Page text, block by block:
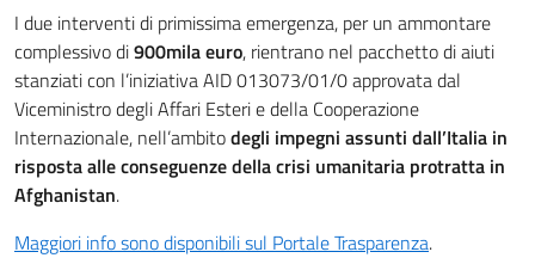
I due interventi di primissima emergenza, per un ammontare
complessivo di900milaeuro, rientrano nel pacchetto di aiuti
stanziati con l’iniziativa AID 013073/01/0 approvata dal
Viceministro degli Affari Esteri e della Cooperazione
Internazionale, nell’ambitodegli impegni assunti dall’Italia in
risposta alle conseguenze della crisi umanitaria protratta in
Afghanistan.
Maggiori info sono disponibili sul Portale Trasparenza.